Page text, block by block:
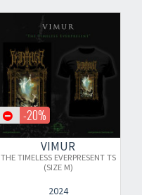
-20%
VIMUR
THE TIMELESS EVERPRESENT TS
(SIZE M)
2024